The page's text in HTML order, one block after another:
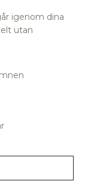
igenom dina
utan